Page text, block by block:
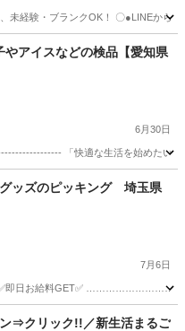
未経験・ブランクOK！ 〇●LINEから
やアイスなどの検品【愛知県
6月30日
「快適な生活を始めたい…
グッズのピッキング 埼玉県
7月6日
お給料GET✅ ………………………… 日払い
⇒クリック!!／新生活まるご